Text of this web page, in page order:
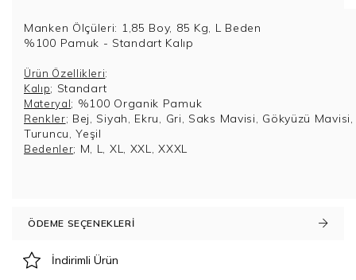
Manken Ölçüleri: 1,85 Boy, 85 Kg, L Beden
%100 Pamuk - Standart Kalıp
Ürün Özellikleri:
Kalıp; Standart
Materyal; %100 Organik Pamuk
Renkler; Bej, Siyah, Ekru, Gri, Saks Mavisi, Gökyüzü Mavisi,
Turuncu, Yeşil
Bedenler; M, L, XL, XXL, XXXL
ÖDEME SEÇENEKLERI
İndirimli Ürün